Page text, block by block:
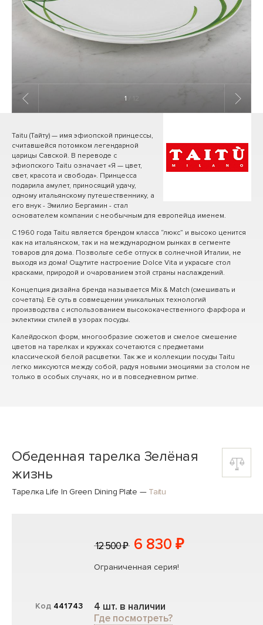
1 / 12
Taitu (Тайту) — имя эфиопской принцессы,
считавшейся потомком легендарной
царицы Савской. В переводе с
эфиопского Taitu означает «Я — цвет,
свет, красота и свобода». Принцесса
подарила амулет, приносящий удачу,
одному итальянскому путешественнику, а
его внук - Эмилио Бергамин - стал
основателем компании с необычным для европейца именем.
С 1960 года Taitu является брендом класса “люкс” и высоко ценится
как на итальянском, так и на международном рынках в сегменте
товаров для дома. Позвольте себе отпуск в солнечной Италии, не
выходя из дома! Ощутите настроение Dolce Vita и украсьте стол
красками, природой и очарованием этой страны наслаждений.
Концепция дизайна бренда называется Mix & Match (смешивать и
сочетать). Её суть в совмещении уникальных технологий
производства с использованием высококачественного фарфора и
эклектики стилей в узорах посуды.
Калейдоскоп форм, многообразие сюжетов и смелое смешение
цветов на тарелках и кружках сочетаются с предметами
классической белой расцветки. Так же и коллекции посуды Taitu
легко миксуются между собой, радуя новыми эмоциями за столом не
только в особых случаях, но и в повседневном ритме.
Обеденная тарелка Зелёная
жизнь
Тарелка Life In Green Dining Plate — Taitu
Код 441743
12 500 ₽ 6 830 ₽
Ограниченная серия!
4 шт. в наличии
Где посмотреть?